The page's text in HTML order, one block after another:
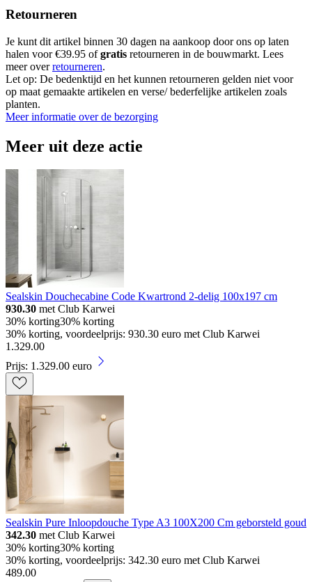
Retourneren
Je kunt dit artikel binnen 30 dagen na aankoop door ons op laten
halen voor €39.95 ofgratis retourneren in de bouwmarkt. Lees
meer overretourneren.
Let op: De bedenktijd en het kunnen retourneren gelden niet voor
op maat gemaakte artikelen en verse/ bederfelijke artikelen zoals
planten.
Meer informatie over de bezorging
Meer uit deze actie
Sealskin Douchecabine Code Kwartrond 2-delig 100x197 cm
930.30 met Club Karwei
30% korting30% korting
30% korting, voordeelprijs: 930.30 euro met Club Karwei
1.329.00
Prijs: 1.329.00 euro
Sealskin Pure Inloopdouche Type A3 100X200 Cm geborsteld goud
342.30 met Club Karwei
30% korting30% korting
30% korting, voordeelprijs: 342.30 euro met Club Karwei
489.00